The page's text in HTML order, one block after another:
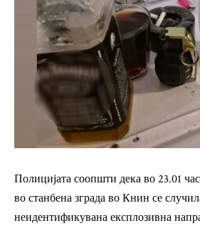
Полицијата соопшти дека во 23.01
во станбена зграда во Книн се
неидентификувана експлозивна